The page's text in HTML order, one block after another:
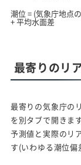
潮位 = (気象庁地点
+ 平均水面差
最寄りのリ
最寄りの気象庁の
を別タブで開きます
予測値と実際のリ
す(いわゆる潮位偏